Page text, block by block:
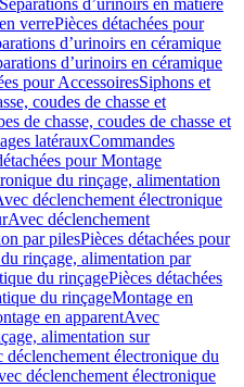
d’urinoirs en matière
verrePièces détachées pour
d’urinoirs en céramique
d’urinoirs en céramique
pour AccessoiresSiphons et
coudes de chasse et
de chasse, coudes de chasse et
latérauxCommandes
pour Montage
du rinçage, alimentation
déclenchement électronique
Avec déclenchement
par pilesPièces détachées pour
rinçage, alimentation par
du rinçagePièces détachées
du rinçageMontage en
en apparentAvec
alimentation sur
déclenchement électronique du
déclenchement électronique